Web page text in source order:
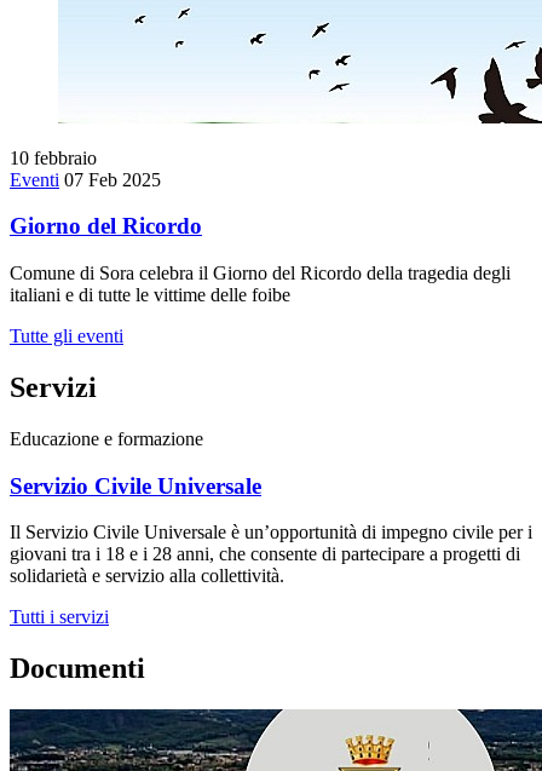
10 febbraio
Eventi 07 Feb 2025
Giorno del Ricordo
Comune di Sora celebra il Giorno del Ricordo della tragedia degli
italiani e di tutte le vittime delle foibe
Tutte gli eventi
Servizi
Educazione e formazione
Servizio Civile Universale
Il Servizio Civile Universale è un’opportunità di impegno civile per i
giovani tra i 18 e i 28 anni, che consente di partecipare a progetti di
solidarietà e servizio alla collettività.
Tutti i servizi
Documenti